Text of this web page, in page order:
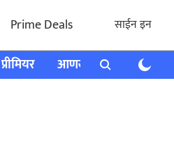
Prime Deals साईन इन
प्रीमियर आणखी राशी भविष्य